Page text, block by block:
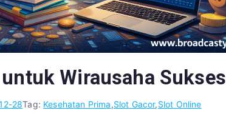
Wirausaha Sukses
28Tag: Kesehatan Prima,Slot Gacor,Slot Online